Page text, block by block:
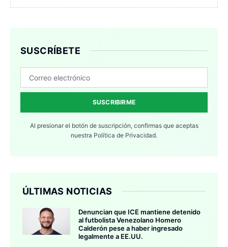
SUSCRÍBETE
SUSCRIBIRME
Al presionar el botón de suscripción, confirmas que aceptas
nuestra Política de Privacidad.
ÚLTIMAS NOTICIAS
Denuncian que ICE mantiene detenido
al futbolista Venezolano Homero
Calderón pese a haber ingresado
legalmente a EE.UU.